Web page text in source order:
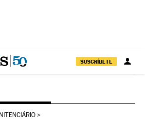
SUSCRÍBETE